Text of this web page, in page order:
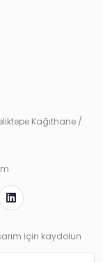
Kağıthane /
için kaydolun